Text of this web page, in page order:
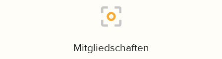
Mitgliedschaften